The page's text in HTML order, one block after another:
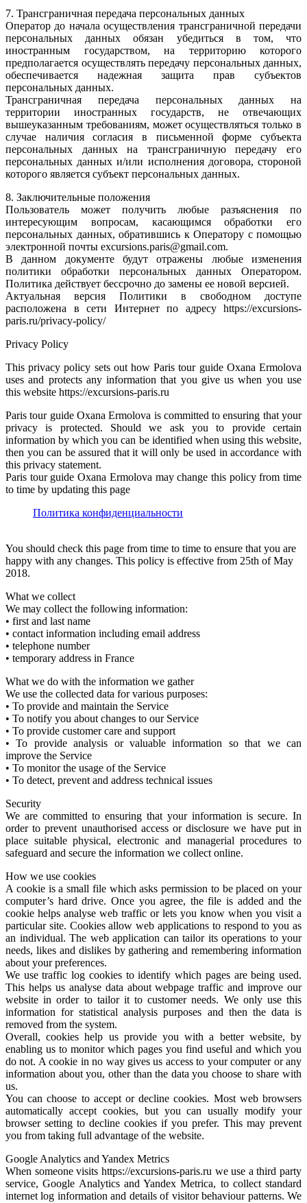
7. Трансграничная передача персональных данных
Оператор до начала осуществления трансграничной передачи
персональных данных обязан убедиться в том, что
иностранным государством, на территорию которого
предполагается осуществлять передачу персональных данных,
обеспечивается надежная защита прав субъектов
персональных данных.
Трансграничная передача персональных данных на
территории иностранных государств, не отвечающих
вышеуказанным требованиям, может осуществляться только в
случае наличия согласия в письменной форме субъекта
персональных данных на трансграничную передачу его
персональных данных и/или исполнения договора, стороной
которого является субъект персональных данных.
8. Заключительные положения
Пользователь может получить любые разъяснения по
интересующим вопросам, касающимся обработки его
персональных данных, обратившись к Оператору с помощью
электронной почты excursions.paris@gmail.com.
В данном документе будут отражены любые изменения
политики обработки персональных данных Оператором.
Политика действует бессрочно до замены ее новой версией.
Актуальная версия Политики в свободном доступе
расположена в сети Интернет по адресу https://excursions-
paris.ru/privacy-policy/
Privacy Policy
This privacy policy sets out how Paris tour guide Oxana Ermolova
uses and protects any information that you give us when you use
this website https://excursions-paris.ru
Paris tour guide Oxana Ermolova is committed to ensuring that your
privacy is protected. Should we ask you to provide certain
information by which you can be identified when using this website,
then you can be assured that it will only be used in accordance with
this privacy statement.
Paris tour guide Oxana Ermolova may change this policy from time
to time by updating this page
Политика конфиденциальности
You should check this page from time to time to ensure that you are
happy with any changes. This policy is effective from 25th of May
2018.
What we collect
We may collect the following information:
• first and last name
• contact information including email address
• telephone number
• temporary address in France
What we do with the information we gather
We use the collected data for various purposes:
• To provide and maintain the Service
• To notify you about changes to our Service
• To provide customer care and support
• To provide analysis or valuable information so that we can
improve the Service
• To monitor the usage of the Service
• To detect, prevent and address technical issues
Security
We are committed to ensuring that your information is secure. In
order to prevent unauthorised access or disclosure we have put in
place suitable physical, electronic and managerial procedures to
safeguard and secure the information we collect online.
How we use cookies
A cookie is a small file which asks permission to be placed on your
computer’s hard drive. Once you agree, the file is added and the
cookie helps analyse web traffic or lets you know when you visit a
particular site. Cookies allow web applications to respond to you as
an individual. The web application can tailor its operations to your
needs, likes and dislikes by gathering and remembering information
about your preferences.
We use traffic log cookies to identify which pages are being used.
This helps us analyse data about webpage traffic and improve our
website in order to tailor it to customer needs. We only use this
information for statistical analysis purposes and then the data is
removed from the system.
Overall, cookies help us provide you with a better website, by
enabling us to monitor which pages you find useful and which you
do not. A cookie in no way gives us access to your computer or any
information about you, other than the data you choose to share with
us.
You can choose to accept or decline cookies. Most web browsers
automatically accept cookies, but you can usually modify your
browser setting to decline cookies if you prefer. This may prevent
you from taking full advantage of the website.
Google Analytics and Yandex Metrics
When someone visits https://excursions-paris.ru we use a third party
service, Google Analytics and Yandex Metrica, to collect standard
internet log information and details of visitor behaviour patterns. We